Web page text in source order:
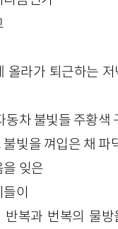
올라가 퇴근하는
동차 불빛들 주황색
빛을 껴입은 채 파
잊은
이
반복과 번복의 물방